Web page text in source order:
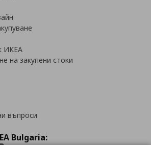
ИКЕА
на закупени стоки
въпроси
Bulgaria: